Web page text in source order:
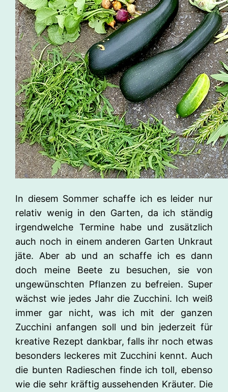
In diesem Sommer schaffe ich es leider nur
relativ wenig in den Garten, da ich ständig
irgendwelche Termine habe und zusätzlich
auch noch in einem anderen Garten Unkraut
jäte. Aber ab und an schaffe ich es dann
doch meine Beete zu besuchen, sie von
ungewünschten Pflanzen zu befreien. Super
wächst wie jedes Jahr die Zucchini. Ich weiß
immer gar nicht, was ich mit der ganzen
Zucchini anfangen soll und bin jederzeit für
kreative Rezept dankbar, falls ihr noch etwas
besonders leckeres mit Zucchini kennt. Auch
die bunten Radieschen finde ich toll, ebenso
wie die sehr kräftig aussehenden Kräuter. Die